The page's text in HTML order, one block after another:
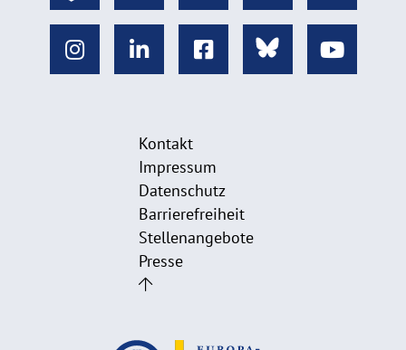
Kontakt
Impressum
Datenschutz
Barrierefreiheit
Stellenangebote
Presse